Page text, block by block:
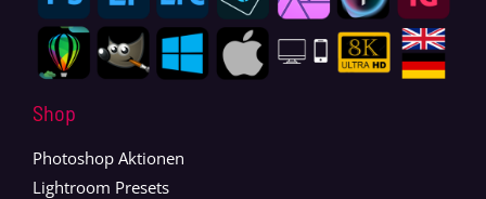
Shop
Photoshop Aktionen
Lightroom Presets